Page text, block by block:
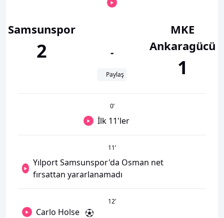
Samsunspor
2 -
Paylaş
MKE
Ankaragücü
1
0’
İlk 11'ler
11’
Yılport Samsunspor'da Osman net
fırsattan yararlanamadı
12’
Carlo Holse